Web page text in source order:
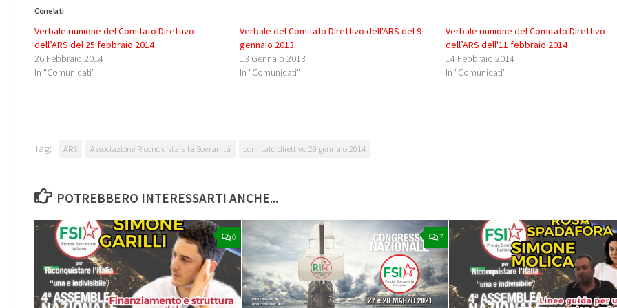
Correlati
Verbale riunione del Comitato Direttivo
dell’ARS del 25 febbraio 2014
26 Febbraio 2014
In "Comunicati"
Verbale del Comitato Direttivo dell'ARS del 9
gennaio 2013
13 Gennaio 2013
In "Comunicati"
Verbale riunione del Comitato Direttivo
dell’ARS dell'11 febbraio 2014
14 Febbraio 2014
In "Comunicati"
Tag: ARS Associazione Riconquistare la Sovranità comitato direttivo 29 gennaio 2014
POTREBBERO INTERESSARTI ANCHE...
0 7